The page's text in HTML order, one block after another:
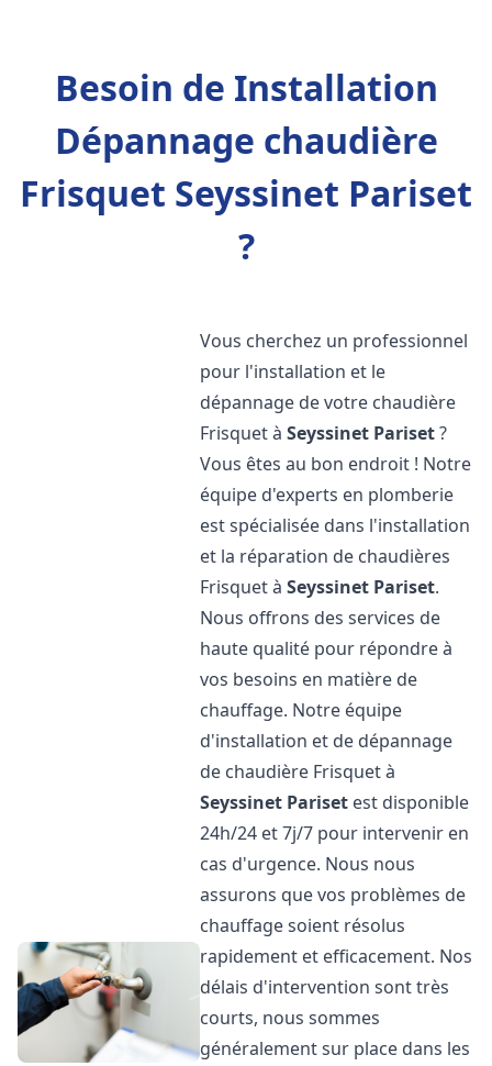
Besoin de Installation
Dépannage chaudière
Frisquet Seyssinet Pariset
?
Vous cherchez un professionnel
pour l'installation et le
dépannage de votre chaudière
Frisquet àSeyssinet Pariset?
Vous êtes au bon endroit ! Notre
équipe d'experts en plomberie
est spécialisée dans l'installation
et la réparation de chaudières
Frisquet àSeyssinet Pariset.
Nous offrons des services de
haute qualité pour répondre à
vos besoins en matière de
chauffage. Notre équipe
d'installation et de dépannage
de chaudière Frisquet à
Seyssinet Pariset est disponible
24h/24 et 7j/7 pour intervenir en
cas d'urgence. Nous nous
assurons que vos problèmes de
chauffage soient résolus
rapidement et efficacement. Nos
délais d'intervention sont très
courts, nous sommes
généralement sur place dans les